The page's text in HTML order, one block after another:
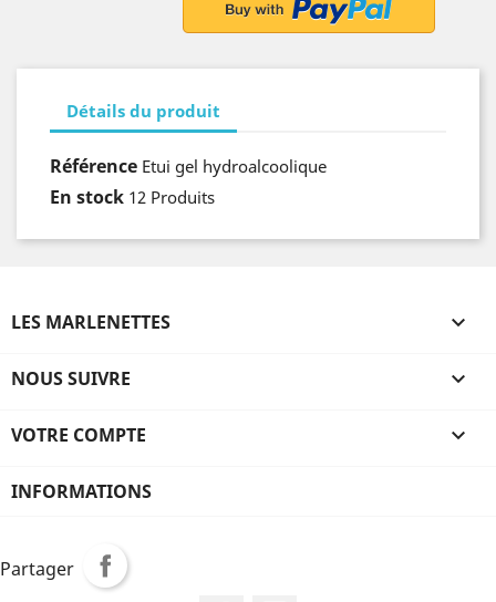
Détails du produit
Référence Etui gel hydroalcoolique
En stock 12 Produits
LES MARLENETTES 
NOUS SUIVRE 
VOTRE COMPTE 
INFORMATIONS
Partager